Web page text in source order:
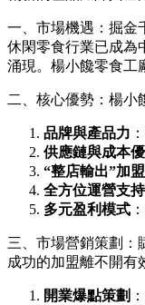
一、市場機遇：掘金
休閑零食行業已成為
涌現。楊小饞零食工
二、核心優勢：楊小
品牌與產品力
供應鏈與成本
“整店輸出”加
全方位運營支持
多元盈利模式
三、市場營銷策劃：
成功的加盟離不開有
開業爆點策劃